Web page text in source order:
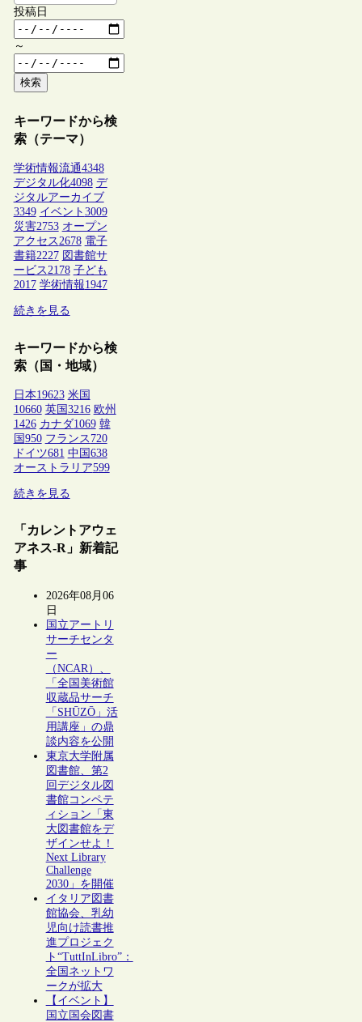
投稿日
～
検索
キーワードから検
索（テーマ）
学術情報流通4348
デジタル化4098 デ
ジタルアーカイブ
3349 イベント 3009
災害2753 オープン
アクセス2678 電子
書籍2227 図書館サ
ービス2178 子ども
2017 学術情報1947
続きを見る
キーワードから検
索（国・地域）
日本19623 米国
10660 英国 3216 欧州
1426 カナダ1069 韓
国 950 フランス 720
ドイツ681 中国 638
オーストラリア599
続きを見る
「カレントアウェ
アネス-R」新着記
事
2026年08月06
日
国立アートリ
サーチセンタ
ー
（NCAR）、
「全国美術館
収蔵品サーチ
「SHŪZŌ」活
用講座」の鼎
談内容を公開
東京大学附属
図書館、第2
回デジタル図
書館コンペテ
ィション「東
大図書館をデ
ザインせよ！
Next Library
Challenge
2030」を開催
イタリア図書
館協会、乳幼
児向け読書推
進プロジェク
ト“TuttInLibro”：
全国ネットワ
ークが拡大
【イベント】
国立国会図書